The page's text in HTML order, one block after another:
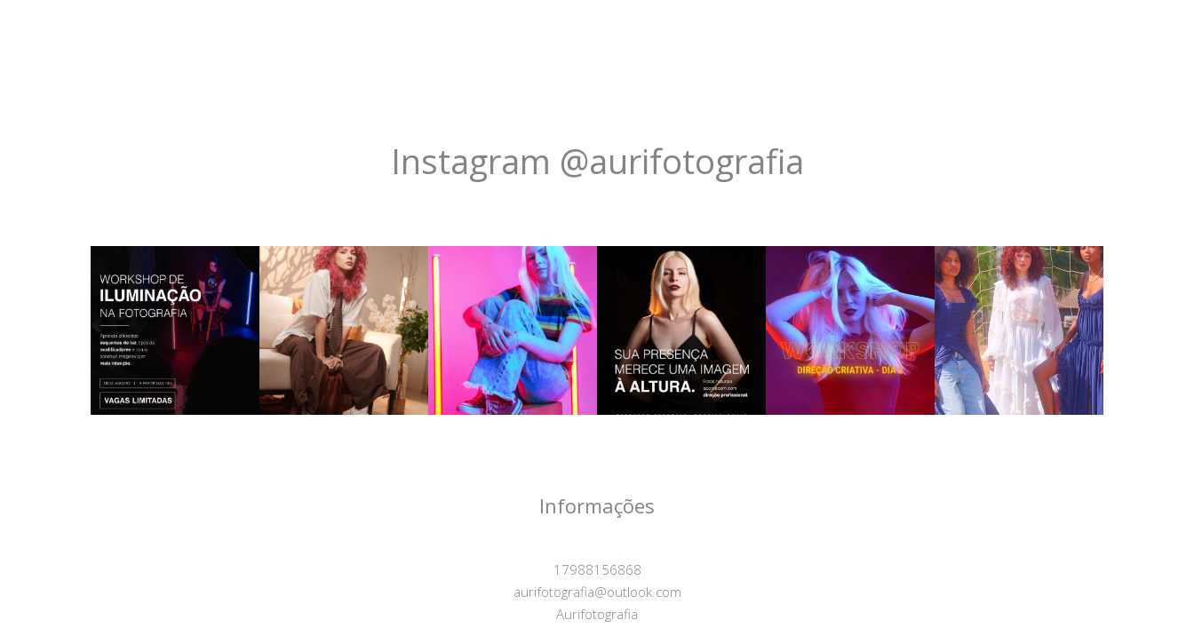
Instagram @aurifotografia
Informações
17988156868
aurifotografia@outlook.com
Aurifotografia